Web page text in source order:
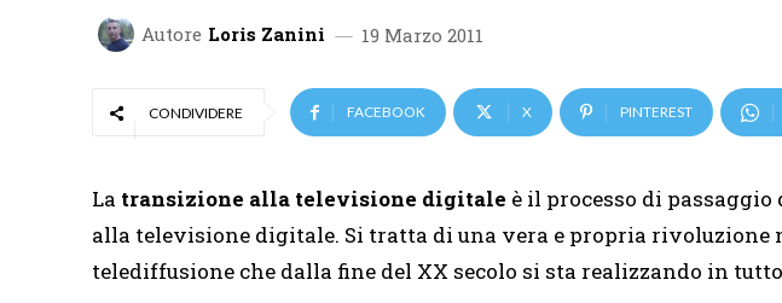
Autore Loris Zanini 19 Marzo 2011
CONDIVIDERE FACEBOOK X PINTEREST
La transizione alla televisione digitale è il processo di
alla televisione digitale. Si tratta di una vera e propria rivoluzione
telediffusione che dalla fine del XX secolo si sta realizzando in